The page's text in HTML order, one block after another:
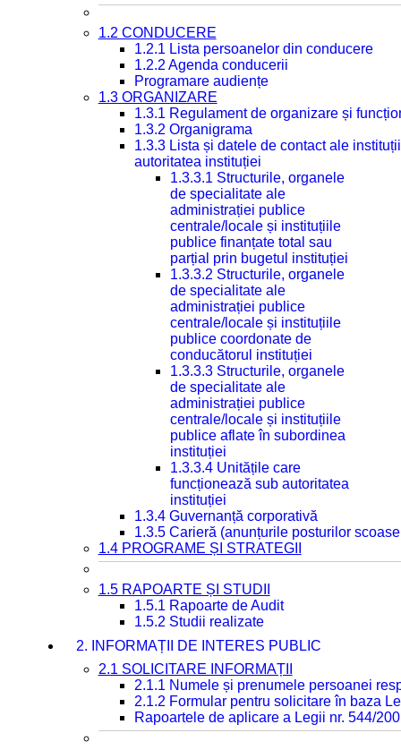
1.2 CONDUCERE
1.2.1 Lista persoanelor din conducere
1.2.2 Agenda conducerii
Programare audiențe
1.3 ORGANIZARE
1.3.1 Regulament de organizare și
1.3.2 Organigrama
1.3.3 Lista și datele de contact ale
autoritatea instituției
1.3.3.1 Structurile, organele
de specialitate ale
administrației publice
centrale/locale și instituțiile
publice finanțate total sau
parțial prin bugetul instituției
1.3.3.2 Structurile, organele
de specialitate ale
administrației publice
centrale/locale și instituțiile
publice coordonate de
conducătorul instituției
1.3.3.3 Structurile, organele
de specialitate ale
administrației publice
centrale/locale și instituțiile
publice aflate în subordinea
instituției
1.3.3.4 Unitățile care
funcționează sub autoritatea
instituției
1.3.4 Guvernanță corporativă
1.3.5 Carieră (anunțurile posturilor
1.4 PROGRAME ȘI STRATEGII
1.5 RAPOARTE ȘI STUDII
1.5.1 Rapoarte de Audit
1.5.2 Studii realizate
2. INFORMAȚII DE INTERES PUBLIC
2.1 SOLICITARE INFORMAȚII
2.1.1 Numele și prenumele persoanei
2.1.2 Formular pentru solicitare în baza
Rapoartele de aplicare a Legii nr. 544/